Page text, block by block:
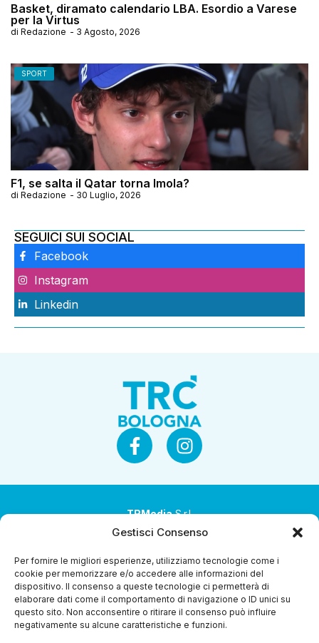
Gestisci Consenso
Per fornire le migliori esperienze, utilizziamo tecnologie come i
cookie per memorizzare e/o accedere alle informazioni del
dispositivo. Il consenso a queste tecnologie ci permetterà di
elaborare dati come il comportamento di navigazione o ID unici su
questo sito. Non acconsentire o ritirare il consenso può influire
negativamente su alcune caratteristiche e funzioni.
Basket, diramato calendario LBA. Esordio a Varese
per la Virtus
di Redazione - 3 Agosto, 2026
SPORT
F1, se salta il Qatar torna Imola?
di Redazione - 30 Luglio, 2026
SEGUICI SUI SOCIAL
Facebook
Instagram
Linkedin
TRMediaS.r.l.
Società a socio unico
Società sottoposta ad attività di direzione e
coordinamento da parte di Coop Alleanza 3.0 Soc. Coop.
Sede legale: via Ragazzi del ’99 nr. 51 42124 Reggio Emilia
(RE)